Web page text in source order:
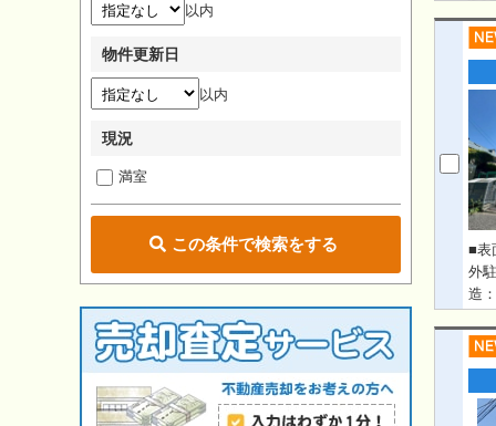
■表
外
造
以内
物件更新日
以内
現況
満室
この条件で検索をする